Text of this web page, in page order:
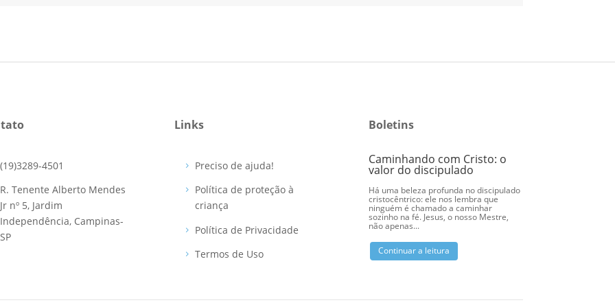
(19)3289-4501
R. Tenente Alberto Mendes
Jr nº 5, Jardim
Independência, Campinas-
SP
Links
Preciso de ajuda!
Política de proteção à
criança
Política de Privacidade
Termos de Uso
Boletins
Caminhando com Cristo: o
valor do discipulado
Há uma beleza profunda no discipulado
cristocêntrico: ele nos lembra que
ninguém é chamado a caminhar
sozinho na fé. Jesus, o nosso Mestre,
não apenas...
Continuar a leitura